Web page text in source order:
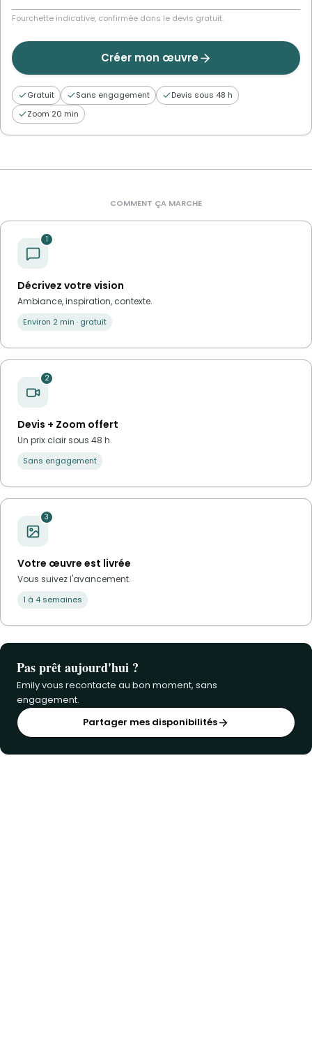
Fourchette indicative, confirmée dans le devis gratuit.
Créer mon œuvre
Gratuit Sans engagement
Devis sous 48 h
Zoom 20 min
COMMENT ÇA MARCHE
1
Décrivez votre vision
Ambiance, inspiration, contexte.
Environ 2 min · gratuit
2
Devis + Zoom offert
Un prix clair sous 48 h.
Sans engagement
3
Votre œuvre est livrée
Vous suivez l'avancement.
1 à 4 semaines
Pas prêt aujourd'hui ?
Emily vous recontacte au bon moment, sans
engagement.
Partager mes disponibilités